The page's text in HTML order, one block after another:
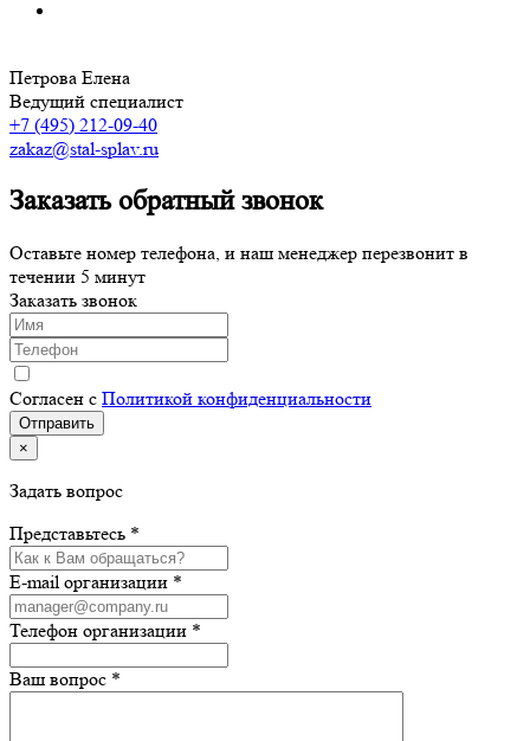
Петрова Елена
Ведущий специалист
+7 (495) 212-09-40
zakaz@stal-splav.ru
Заказать обратный звонок
Оставьте номер телефона, и наш менеджер перезвонит в
течении 5 минут
Заказать звонок
Согласен с Политикой конфиденциальности
×
Задать вопрос
Представьтесь *
E-mail организации *
Телефон организации *
Ваш вопрос *